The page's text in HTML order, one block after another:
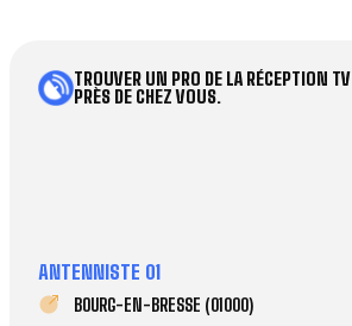
TROUVER UN PRO DE LA RÉCEPTION TV
PRÈS DE CHEZ VOUS.
ANTENNISTE 01
BOURG-EN-BRESSE (01000)